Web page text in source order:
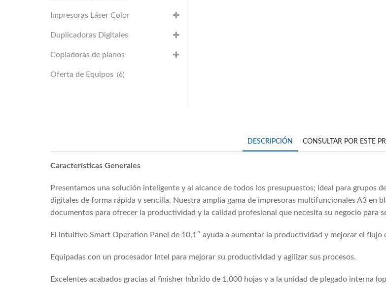
Impresoras Láser Color
Duplicadoras Digitales
Copiadoras de planos
Oferta de Equipos (6)
DESCRIPCIÓN CONSULTAR POR ESTE
Características Generales
Presentamos una solución inteligente y al alcance de todos los presupuestos; ideal para grupos
digitales de forma rápida y sencilla. Nuestra amplia gama de impresoras multifuncionales A3 en
documentos para ofrecer la productividad y la calidad profesional que necesita su negocio para
El intuitivo Smart Operation Panel de 10,1″ ayuda a aumentar la productividad y mejorar el flujo
Equipadas con un procesador Intel para mejorar su productividad y agilizar sus procesos.
Excelentes acabados gracias al finisher híbrido de 1.000 hojas y a la unidad de plegado interna